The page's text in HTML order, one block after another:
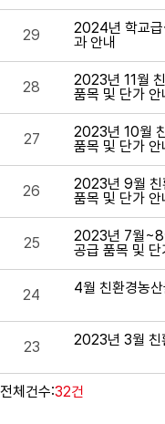
29
2024년 학교급
과 안내
28
2023년 11월
품목 및 단가 안
27
2023년 10월
품목 및 단가 안
26
2023년 9월 친
품목 및 단가 안
25
2023년 7월~8
공급 품목 및 단
24 4월 친환경농
23 2023년 3월 친
전체건수:32건